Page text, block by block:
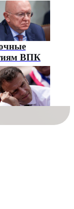
ВПК